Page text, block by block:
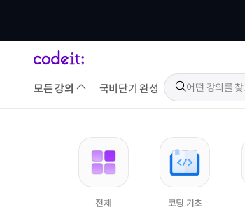
모든 강의 국비단기 완성
전체 코딩 기초